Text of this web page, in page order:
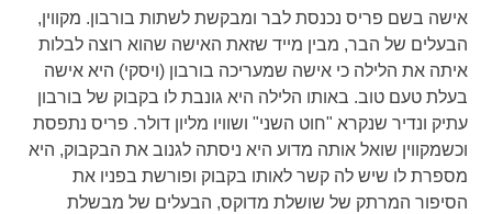
אישה בשם פריס נכנסת לבר ומבקשת לשתות בורבון. מקווין,
הבעלים של הבר, מבין מייד שזאת האישה שהוא רוצה לבלות
איתה את הלילה כי אישה שמעריכה בורבון (ויסקי) היא אישה
בעלת טעם טוב. באותו הלילה היא גונבת לו בקבוק של בורבון
עתיק ונדיר שנקרא "חוט השני" ושוויו מליון דולר. פריס נתפסת
וכשמקווין שואל אותה מדוע היא ניסתה לגנוב את הבקבוק, היא
מספרת לו שיש לה קשר לאותו בקבוק ופורשת בפניו את
הסיפור המרתק של שושלת מדוקס, הבעלים של מבשלת